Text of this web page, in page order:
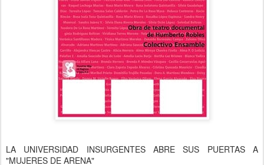
LA UNIVERSIDAD INSURGENTES ABRE SUS PUERTAS A
"MUJERES DE ARENA"